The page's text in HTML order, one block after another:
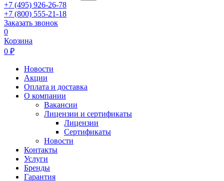
+7 (495) 926-26-78
+7 (800) 555-21-18
Заказать звонок
0
Корзина
0 ₽
Новости
Акции
Оплата и доставка
О компании
Вакансии
Лицензии и сертификаты
Лицензии
Сертификаты
Новости
Контакты
Услуги
Бренды
Гарантия